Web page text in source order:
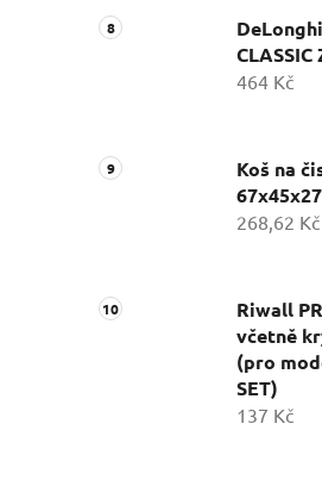
CLASSIC
464 Kč
Koš na
268,62 Kč
Riwall
včetně
(pro
SET)
137 Kč